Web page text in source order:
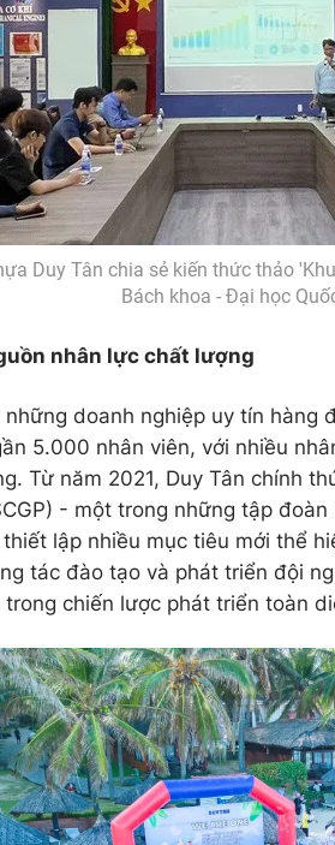
Duy Tân chia sẻ kiến thức thảo
Bách khoa - Đại học
nhân lực chất lượng
doanh nghiệp uy tín hàng
5.000 nhân viên, với nhiều
Từ năm 2021, Duy Tân chính
- một trong những tập
lập nhiều mục tiêu mới thể
tác đào tạo và phát triển đội
chiến lược phát triển toàn